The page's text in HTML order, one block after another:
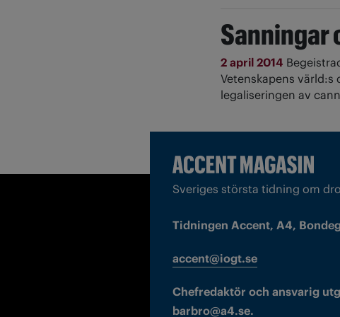
Sanningar
2 april 2014
Vetenskapens
legaliseringen av
Sveriges största tidning om
Tidningen Accent, A4,
accent@iogt.se
Chefredaktör och ansvarig
barbro@a4.se.